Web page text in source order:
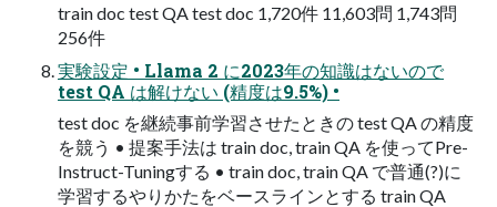
train doc test QA test doc 1,720件 11,603問 1,743問
256件
実験設定 • Llama 2 に2023年の知識はないので
test QA は解けない (精度は9.5%) •
test doc を継続事前学習させたときの test QA の精度
を競う • 提案手法は train doc, train QA を使ってPre-
Instruct-Tuningする • train doc, train QA で普通(?)に
学習するやりかたをベースラインとする train QA